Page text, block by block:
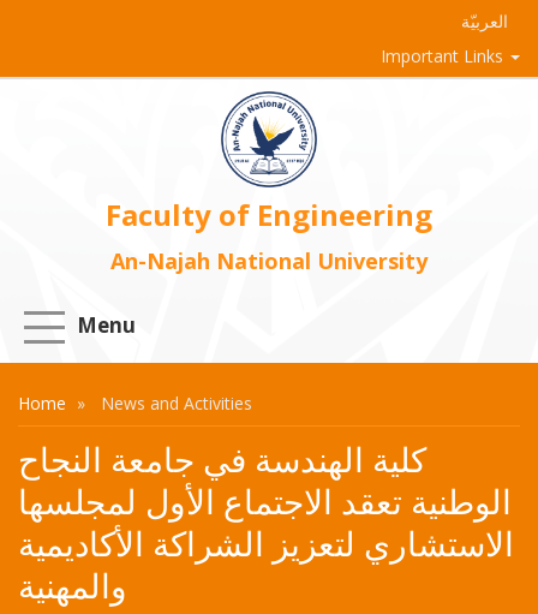
العربيّة
Important Links
Faculty of Engineering
An-Najah National University
Menu
Home News and Activities
كلية الهندسة في جامعة النجاح
الوطنية تعقد الاجتماع الأول لمجلسها
الاستشاري لتعزيز الشراكة الأكاديمية
والمهنية